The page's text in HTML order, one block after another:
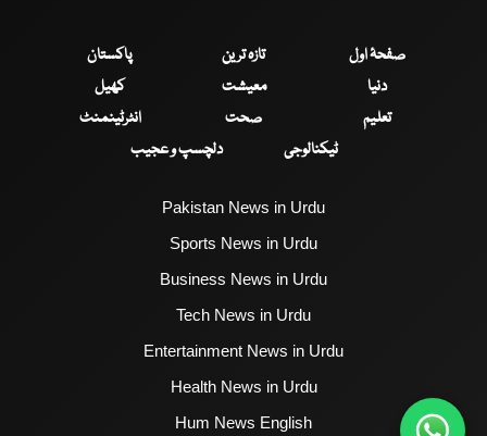
صفحۂ اول تازہ ترین
پاکستان
دنیا
معیشت
کھیل
تعلیم
صحت
انٹرٹینمنٹ
ٹیکنالوجی
دلچسپ و عجیب
Pakistan News in Urdu
Sports News in Urdu
Business News in Urdu
Tech News in Urdu
Entertainment News in Urdu
Health News in Urdu
Hum News English